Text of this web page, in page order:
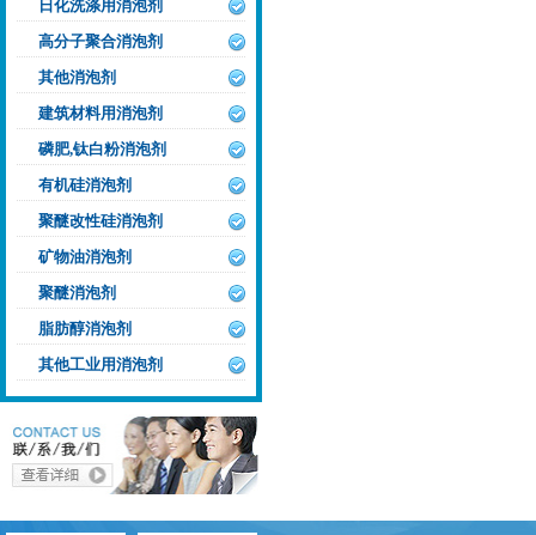
日化洗涤用消泡剂
高分子聚合消泡剂
其他消泡剂
建筑材料用消泡剂
磷肥,钛白粉消泡剂
有机硅消泡剂
聚醚改性硅消泡剂
矿物油消泡剂
聚醚消泡剂
脂肪醇消泡剂
其他工业用消泡剂